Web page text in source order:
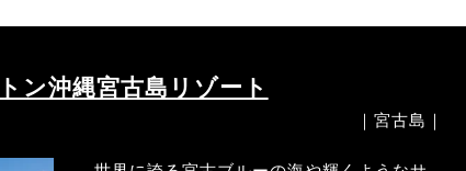
ン沖縄宮古島リゾート
｜宮古島｜